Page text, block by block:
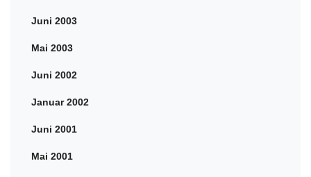
Juni 2003
Mai 2003
Juni 2002
Januar 2002
Juni 2001
Mai 2001